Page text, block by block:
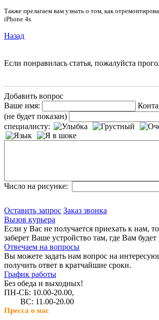
Также прелагаем вам узнать о том, как
iPhone 4s.
Назад
Если понравилась статья, пожалуйста
Добавить вопрос
Ваше имя:
(не будет показан)
специалисту:
Число на рисунке:
Оставить запрос Заказ звонка
Вызов курьера
Если у Вас не получается приехать к нам,
заберет Ваше устройство там, где Вам будет
Отвечаем на вопросы
Вы можете задать нам вопрос на
получить ответ в кратчайшие сроки.
График работы
Без обеда и выходных!
ПН-СБ: 10.00-20.00,
ВС: 11.00-20.00
Пресса о нас